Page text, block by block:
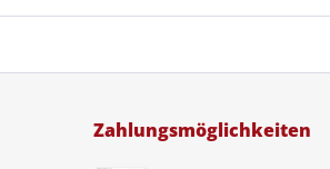
Zahlungsmöglichkeiten